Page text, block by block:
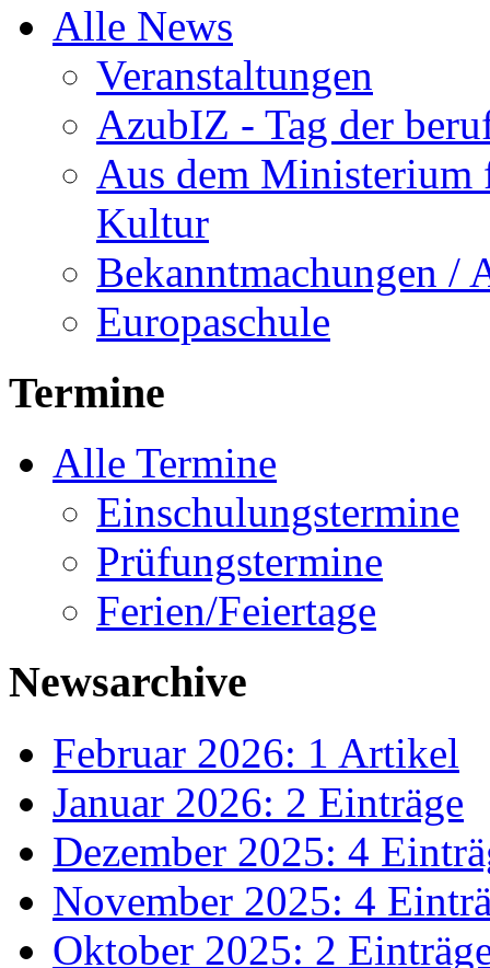
Alle News
Veranstaltungen
AzubIZ - Tag der
Aus dem Ministerium
Kultur
Bekanntmachungen /
Europaschule
Termine
Alle Termine
Einschulungstermine
Prüfungstermine
Ferien/Feiertage
Newsarchive
Februar 2026: 1 Artikel
Januar 2026: 2 Einträge
Dezember 2025: 4
November 2025: 4
Oktober 2025: 2